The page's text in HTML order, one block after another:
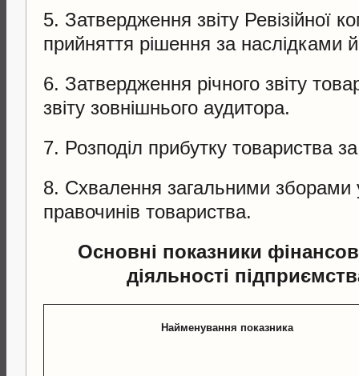
5. Затвердження звіту Ревізійної
прийняття рішення за наслідками
6. Затвердження річного звіту
звіту зовнішнього аудитора.
7. Розподіл прибутку товариства
8. Схвалення загальними зборами
правочинів товариства.
Основні показники
діяльності
Найменування показника